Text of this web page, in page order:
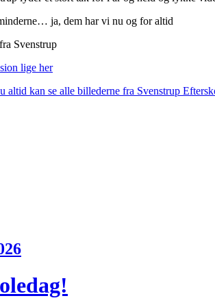
ja, dem har vi nu og for altid
Svenstrup
lige her
altid kan se alle billederne fra Svenstrup